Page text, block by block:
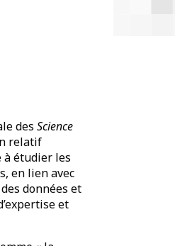
des Science
relatif
à étudier les
en lien avec
données et
et